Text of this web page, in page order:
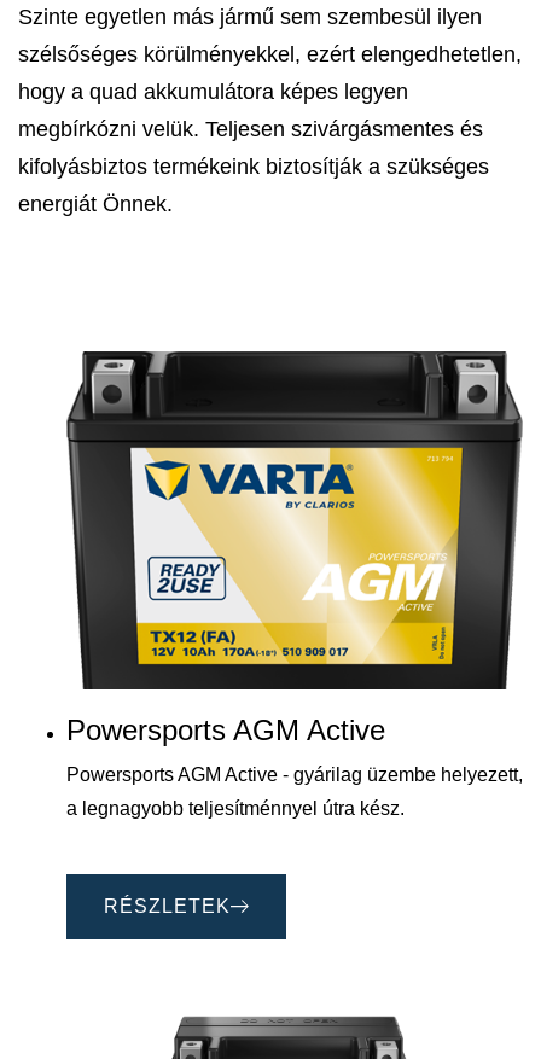
Szinte egyetlen más jármű sem szembesül ilyen
szélsőséges körülményekkel, ezért elengedhetetlen,
hogy a quad akkumulátora képes legyen
megbírkózni velük. Teljesen szivárgásmentes és
kifolyásbiztos termékeink biztosítják a szükséges
energiát Önnek.
Powersports AGM Active
Powersports AGM Active - gyárilag üzembe helyezett,
a legnagyobb teljesítménnyel útra kész.
RÉSZLETEK